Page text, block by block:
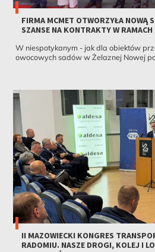
FIRMA MCMET OTWORZYŁA NOWĄ
SZANSE NA KONTRAKTY W
W niespotykanym - jak dla obiektów
owocowych sadów w Żelaznej Nowej
II MAZOWIECKI KONGRES
RADOMIU. NASZE DROGI, KOLEJ I